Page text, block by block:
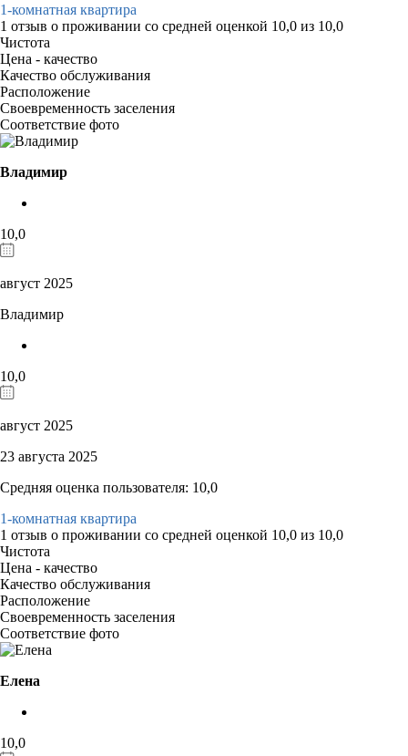
1-комнатная квартира
1 отзыв о проживании со средней оценкой 10,0 из 10,0
Чистота
Цена - качество
Качество обслуживания
Расположение
Своевременность заселения
Соответствие фото
Владимир
10,0
август 2025
Владимир
10,0
август 2025
23 августа 2025
Средняя оценка пользователя: 10,0
1-комнатная квартира
1 отзыв о проживании со средней оценкой 10,0 из 10,0
Чистота
Цена - качество
Качество обслуживания
Расположение
Своевременность заселения
Соответствие фото
Елена
10,0